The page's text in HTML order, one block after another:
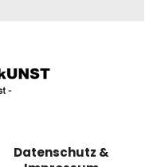
Datenschutz &